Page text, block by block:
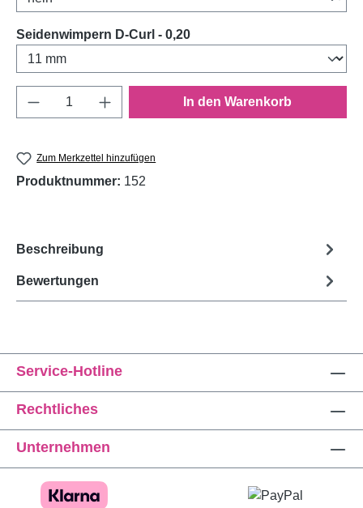
Seidenwimpern D-Curl - 0,20auswählen
Produkt Anzahl: Gib den gewünschten
In den Warenkorb
Zum Merkzettel hinzufügen
Produktnummer: 152
Beschreibung
Bewertungen
Service-Hotline
Rechtliches
Unternehmen